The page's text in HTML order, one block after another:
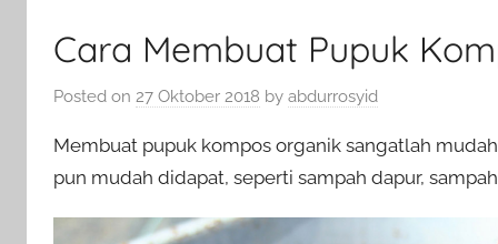
Cara Membuat Pupuk
Posted on 27 Oktober 2018 by abdurrosyid
Membuat pupuk kompos organik sangatlah
pun mudah didapat, seperti sampah dapur,